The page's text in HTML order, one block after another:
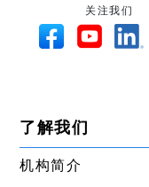
关注我们
了解我们
机构简介